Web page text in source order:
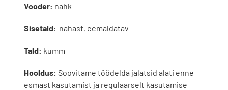
Vooder: nahk
Sisetald: nahast, eemaldatav
Tald: kumm
Hooldus: Soovitame töödelda jalatsid alati enne
esmast kasutamist ja regulaarselt kasutamise